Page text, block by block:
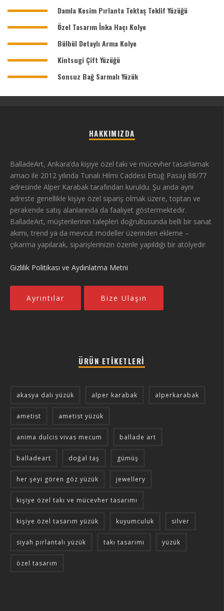
Damla Kesim Pırlanta Tektaş Teklif Yüzüğü
Özel Tasarım İnka Haçı Kolye
Bülbül Detaylı Arma Kolye
Kintsugi Çift Yüzüğü
Sonsuz Bağ Sarmalı Yüzük
HAKKIMIZDA
BalladeArt, Ankara’da kişiye özel takı ve mücevher tasarlamak
amacı ile 2012 yılında Tunalı Hilmi Caddesi Ertuğ Pasajı 88/77
adresinde Alper Karabak tarafından kuruldu. Şu anda aynı
adreste genellikle kişiye özel sipariş olmak üzere, toptan ve
perakende satış alanlarında da faaliyet göstermektedir.
BalladeArt, müşterilerinin talepleri doğrultusunda belli bir sanat
akımı, trend ya da mevcut modeller üzerinden ekleme –
çıkarma yapılarak, siparişlerinizin özenle yapıldığı bir atölyedir.
Gizlilik Politikası ve Aydınlatma Metni
Ayrıntılar Bize Ulaşın
ÜRÜN ETIKETLERI
akasya dalı yüzük alper karabak alperkarabak
ametist ametist yüzük
anima dulcis vivas mecum ballade art
balladeart doğal taş gümüş
her şeyi gören göz yüzük jewellery
kişiye özel takı ve mücevher tasarımı
kişiye özel tasarım yüzük kuyumculuk silver
siyah pırlantalı yüzük takı tasarımı yüzük
özel tasarım